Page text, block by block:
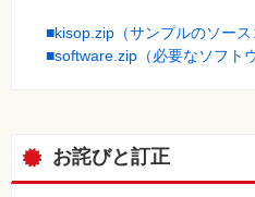
■kisop.zip（サンプルのソース
■software.zip（必要なソフト
お詫びと訂正